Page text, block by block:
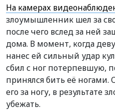
На камерах
злоумышленник шел за
после чего вслед за ней
дома. В момент, когда
нанес ей сильный удар
сбил с ног потерпевшую,
принялся бить её ногами.
его за ногу, в
убежать.